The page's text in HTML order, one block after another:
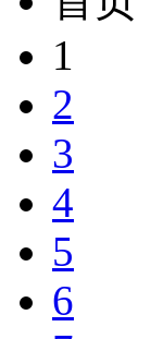
1
2
3
4
5
6